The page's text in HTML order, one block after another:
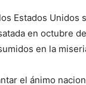
Estados
en octubre
en la
el ánimo